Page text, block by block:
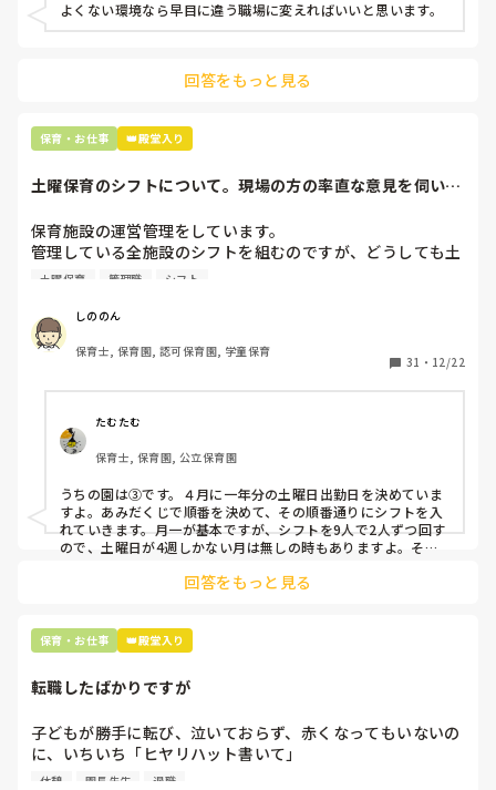
上の先生に相談することは難しそうです。
最後の職場にしようと思っていましたが
辞めることは逃げ、と、過去辞めた人も何年も言われ続けて
います
よくない環境なら早目に違う職場に変えればいいと思います。
回答をもっと見る
保育・お仕事 👑殿堂入り
土曜保育のシフトについて。現場の方の率直な意見を伺いた
保育施設の運営管理をしています。
管理している全施設のシフトを組むのですが、どうしても土
曜保育だけは入れる方が少なく、いつも苦労しています。
て入職しているはずですが、いざ勤務が始まると一日も土曜
出勤が出来ない方ばかりです。
①土曜日の希望休は2日まで、と制限をかける
②毎月、必ず土曜保育に入ることのできる日を1日だけピッ
クアップしてもらう
③仮シフトが出た時、土曜出勤が難しければ自身で代わりの
人を交渉して見つけてもらう
上記のいずれかの対策を取り入れることを考えています。
土曜保育 管理職 シフト
しののん
保育士, 保育園, 認可保育園, 学童保育
31 ・ 12/22
たむたむ
保育士, 保育園, 公立保育園
うちの園は③です。４月に一年分の土曜日出勤日を決めていま
すよ。あみだくじで順番を決めて、その順番通りにシフトを入
れていきます。月一が基本ですが、シフトを9人で2人ずつ回す
ので、土曜日が4週しかない月は無しの時もありますよ。その
て貰い、主任に報告してます。
回答をもっと見る
保育・お仕事 👑殿堂入り
転職したばかりですが
子どもが勝手に転び、泣いておらず、赤くなってもいないの
に、いちいち「ヒヤリハット書いて」
と書かされ
休憩 園長先生 退職